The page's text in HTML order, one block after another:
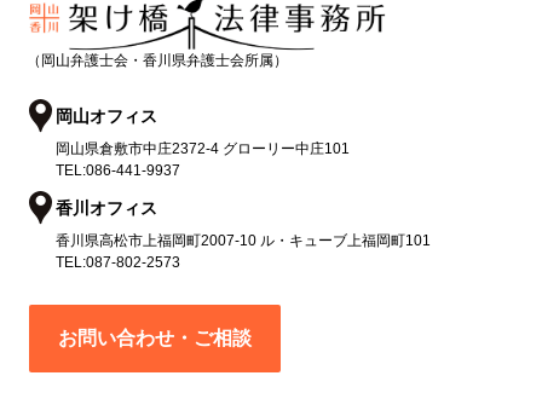
（岡山弁護士会・香川県弁護士会所属）
岡山オフィス
岡山県倉敷市中庄2372-4 グローリー中庄101
TEL:086-441-9937
香川オフィス
香川県高松市上福岡町2007-10 ル・キューブ上福岡町101
TEL:087-802-2573
お問い合わせ・ご相談